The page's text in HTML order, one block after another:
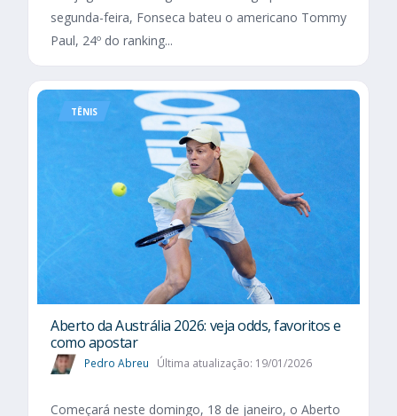
segunda-feira, Fonseca bateu o americano Tommy
Paul, 24º do ranking...
TÊNIS
Aberto da Austrália 2026: veja odds, favoritos e
como apostar
Pedro Abreu Última atualização: 19/01/2026
Começará neste domingo, 18 de janeiro, o Aberto